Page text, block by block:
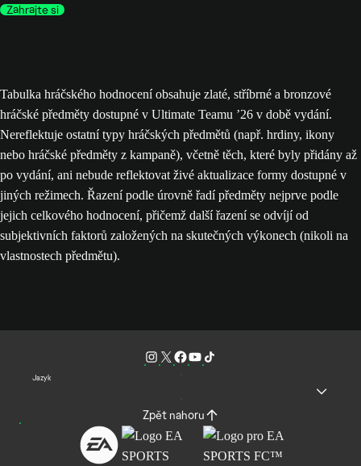
Zahrajte si
Tabulka hráčského hodnocení obsahuje zlaté, stříbrné a bronzové
hráčské předměty dostupné v Ultimate Teamu ’26 v době vydání.
Nereflektuje ostatní typy hráčských předmětů (např. hrdiny, ikony
nebo hráčské předměty z kampaně), včetně těch, které byly přidány až
po vydání, ani nebude reflektovat živé aktualizace formy dostupné v
jiných režimech. Řazení podle úrovně řadí předměty nejprve podle
jejich celkového hodnocení, přičemž další řazení se odvíjí od
subjektivních faktorů založených na skutečných výkonech (nikoli na
vlastnostech předmětu).
Jazyk
Zpět nahoru